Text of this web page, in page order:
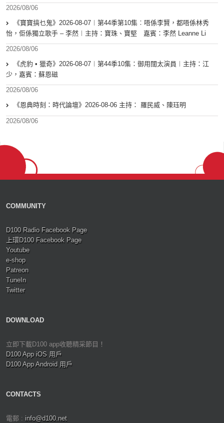
2026/08/06
《寶寶搞乜鬼》2026-08-07︱第44季第10集︰唔係李賢，都唔係林秀
怡，佢係獨立歌手 – 李然︱主持：寶珠、寶堅 嘉賓：李然 Leanne Li
2026/08/06
《虎豹 • 獵奇》2026-08-07︱第44季10集：御用闊太演員︱主持：江
少，嘉賓：蘇恩磁
2026/08/06
《恩典時刻：時代論壇》2026-08-06 主持： 羅民威、陳珏明
2026/08/06
COMMUNITY
D100 Radio Facebook Page
上環D100 Facebook Page
Youtube
e-shop
Patreon
TuneIn
Twitter
DOWNLOAD
立即下載D100 app收聽精采節目！
D100 App iOS 用戶
D100 App Android 用戶
CONTACTS
電郵 : info@d100.net